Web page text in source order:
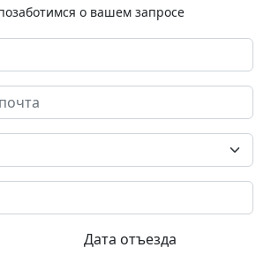
о вашем запросе
Дата отъезда